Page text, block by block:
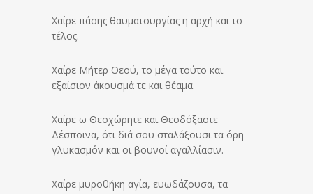
Χαίρε πάσης θαυματουργίας η αρχή και το
τέλος.
Χαίρε Μήτερ Θεού, το μέγα τούτο και
εξαίσιον άκουσμά τε και θέαμα.
Χαίρε ω Θεοχώρητε και Θεοδόξαστε
Δέσποινα, ότι διά σου σταλάξουσι τα όρη
γλυκασμόν και οι βουνοί αγαλλίασιν.
Χαίρε μυροθήκη αγία, ευωδάζουσα, τα